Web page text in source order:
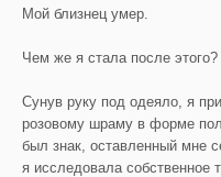
Мой близнец умер.
Чем же я стала после этого?
Сунув руку под одеяло, я
розовому шраму в форме
был знак, оставленный мне
я исследовала собственное